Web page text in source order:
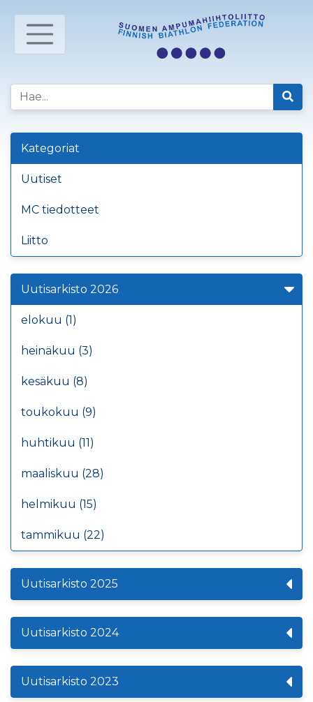
Kategoriat
Uutiset
MC tiedotteet
Liitto
Uutisarkisto 2026
elokuu (1)
heinäkuu (3)
kesäkuu (8)
toukokuu (9)
huhtikuu (11)
maaliskuu (28)
helmikuu (15)
tammikuu (22)
Uutisarkisto 2025
Uutisarkisto 2024
Uutisarkisto 2023